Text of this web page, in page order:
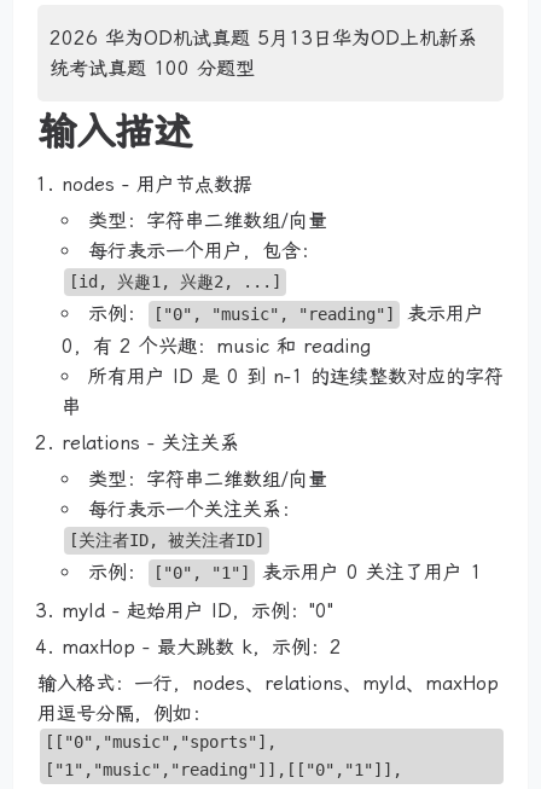
2026 华为OD机试真题 5月13日华为OD上机新系
统考试真题 100 分题型
输入描述
nodes - 用户节点数据
类型：字符串二维数组/向量
每行表示一个用户，包含：
[id, 兴趣1, 兴趣2, ...]
示例： ["0", "music", "reading"]
表示用户
0，有 2 个兴趣：music 和 reading
所有用户 ID 是 0 到 n-1 的连续整数对应的字符
串
relations - 关注关系
类型：字符串二维数组/向量
每行表示一个关注关系：
[关注者ID, 被关注者ID]
示例： ["0", "1"]
表示用户 0 关注了用户 1
myId - 起始用户 ID，示例："0"
maxHop - 最大跳数 k，示例：2
输入格式：一行，nodes、relations、myId、maxHop
用逗号分隔，例如：
[["0","music","sports"],
["1","music","reading"]],[["0","1"]],